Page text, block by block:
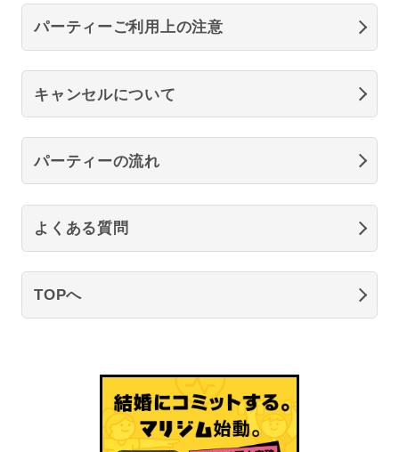
パーティーご利用上の注意
キャンセルについて
パーティーの流れ
よくある質問
TOPへ